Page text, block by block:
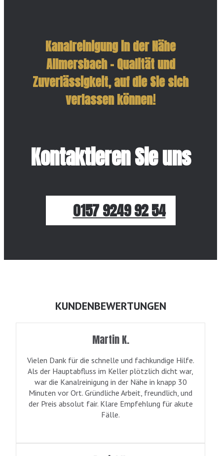
Kanalreinigung in der Nähe
Allmersbach – Qualität und
Zuverlässigkeit, auf die Sie sich
verlassen können!
Kontaktieren Sie uns
0157 9249 92 54
KUNDENBEWERTUNGEN
Martin K.
Vielen Dank für die schnelle und fachkundige Hilfe.
Als der Hauptabfluss im Keller plötzlich dicht war,
war die Kanalreinigung in der Nähe in knapp 30
Minuten vor Ort. Gründliche Arbeit, freundlich, und
der Preis absolut fair. Klare Empfehlung für akute
Fälle.